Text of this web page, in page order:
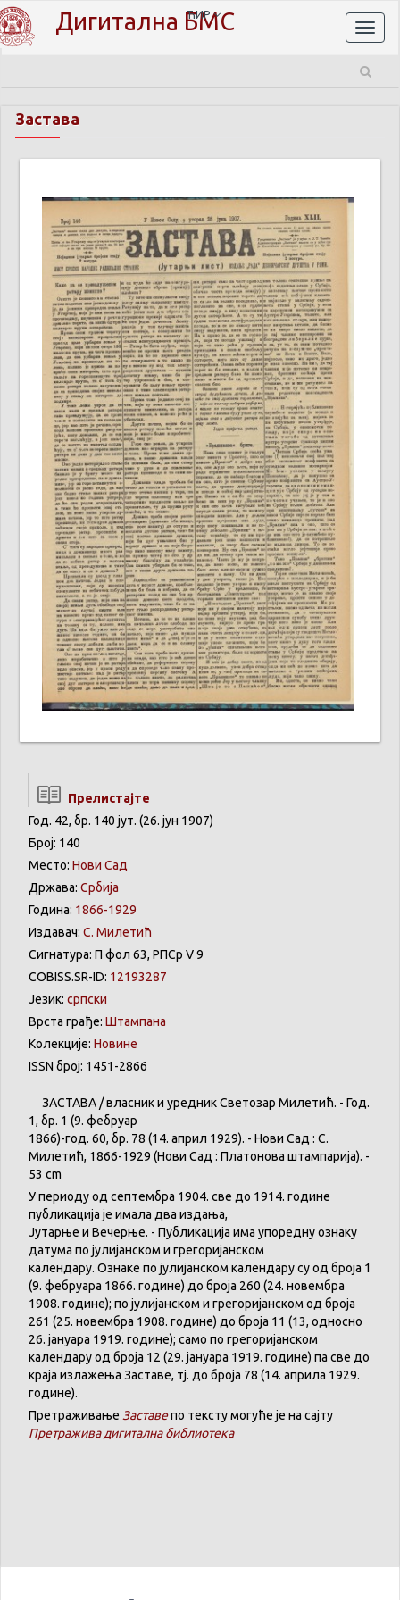
Дигитална БМС
ЋИР
Застава
Прелистајте
Год. 42, бр. 140 јут. (26. јун 1907)
Број: 140
Место: Нови Сад
Држава: Србија
Година: 1866-1929
Издавач: С. Милетић
Сигнатура: П фол 63, РПСр V 9
COBISS.SR-ID: 12193287
Језик: српски
Врста грађе: Штампана
Колекције: Новине
ISSN број: 1451-2866
ЗАСТАВА /власники уредникСветозар Милетић. - Год.
1, бр. 1 (9. фебруар
1866)-год. 60, бр. 78 (14. април 1929). - Нови Сад : С.
Милетић, 1866-1929 (Нови Сад : Платонова штампарија). -
53 cm
Упериодуод септембра 1904. све до 1914. године
публикација је имала два издања,
Јутарње и Вечерње. - Публикација има упореднуознаку
датума по јулијанском и грегоријанском
календару. Ознаке по јулијанском календару су од броја 1
(9. фебруара 1866. године) до броја 260 (24. новембра
1908. године); по јулијанском и грегоријанском од броја
261 (25. новембра 1908. године) до броја 11 (13, односно
26. јануара 1919. године); само по грегоријанском
календаруод броја 12 (29. јануара 1919. године) па све до
краја излажења Заставе, тј. до броја 78 (14. априла 1929.
године).
Претраживање Заставепо тексту могуће је на сајту
Претражива дигитална библиотека